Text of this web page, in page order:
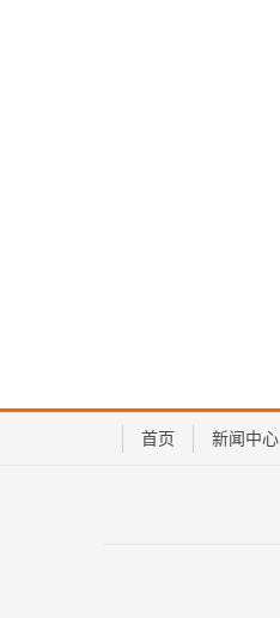
首页 新闻中心